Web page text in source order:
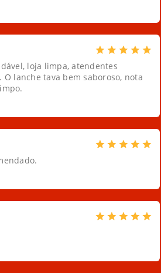
loja limpa, atendentes
lanche tava bem saboroso, nota